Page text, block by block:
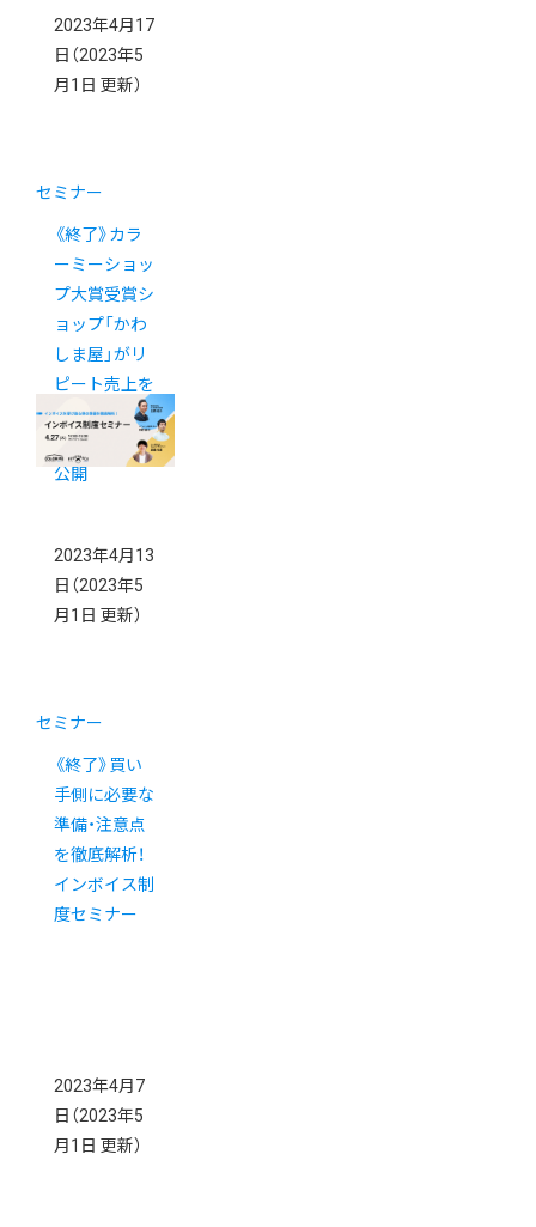
2023年4月17
日 （2023年5
月1日 更新）
セミナー
《終了》カラ
ーミーショッ
プ大賞受賞シ
ョップ「かわ
しま屋」がリ
ピート売上を
130%にした
CRM戦略を大
公開
2023年4月13
日 （2023年5
月1日 更新）
セミナー
《終了》買い
手側に必要な
準備・注意点
を徹底解析！
インボイス制
度セミナー
2023年4月7
日 （2023年5
月1日 更新）